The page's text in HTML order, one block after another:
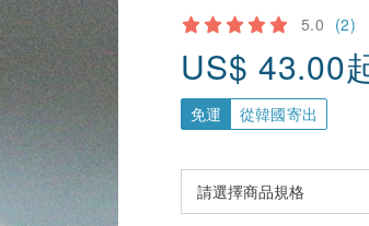
5.0 (2)
US$ 43.00
免運 從韓國寄出